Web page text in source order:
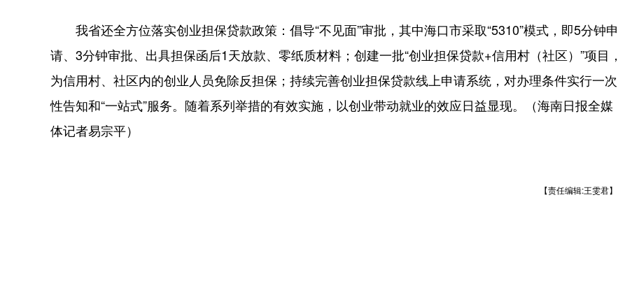
我省还全方位落实创业担保贷款政策：倡导“不见面”审批，其中海口市采取“5310”模式，即5分钟申
请、3分钟审批、出具担保函后1天放款、零纸质材料；创建一批“创业担保贷款+信用村（社区）”项目，
为信用村、社区内的创业人员免除反担保；持续完善创业担保贷款线上申请系统，对办理条件实行一次
性告知和“一站式”服务。随着系列举措的有效实施，以创业带动就业的效应日益显现。（海南日报全媒
体记者易宗平）
【责任编辑:王雯君】